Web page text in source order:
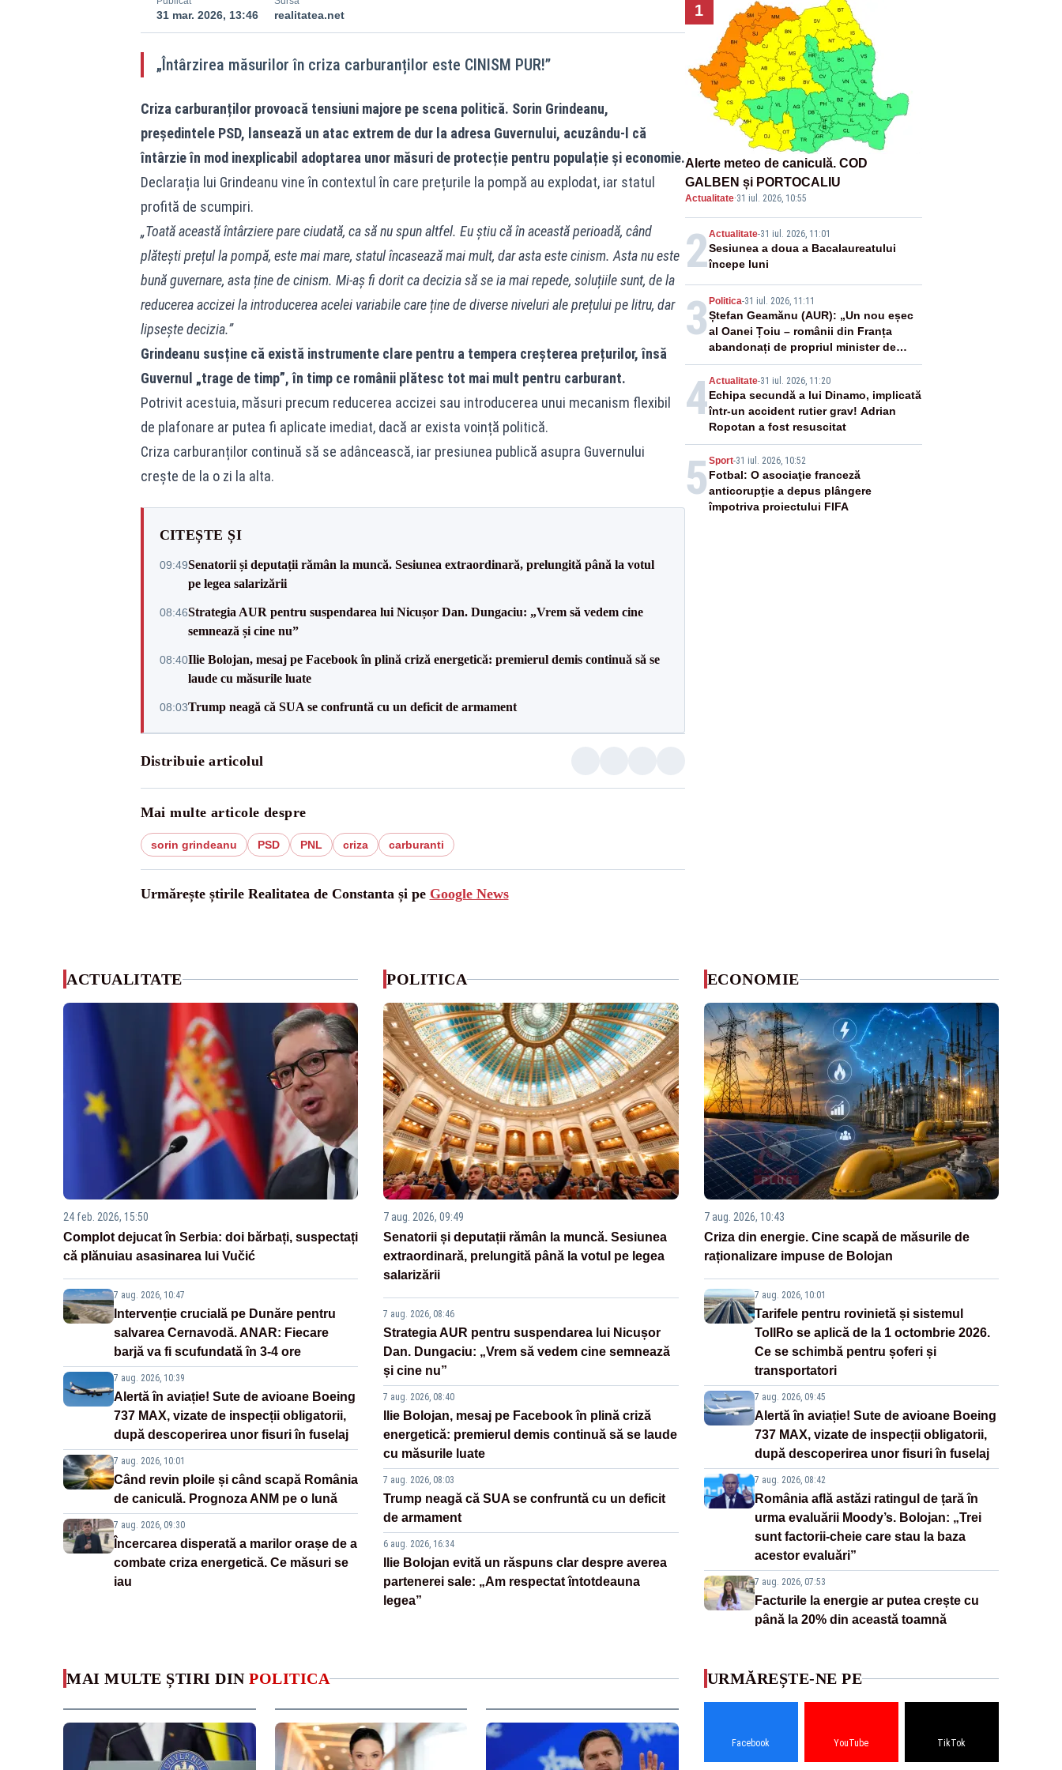
31 mar. 2026, 13:46 realitatea.net
„Întârzirea măsurilor în criza carburanților este CINISM PUR!”
Criza carburanților provoacă tensiuni majore pe scena politică. Sorin Grindeanu,
președintele PSD, lansează un atac extrem de dur la adresa Guvernului, acuzându-l că
întârzie în mod inexplicabil adoptarea unor măsuri de protecție pentru populație și economie.
Declarația lui Grindeanu vine în contextul în care prețurile la pompă au explodat, iar statul
profită de scumpiri.
„Toată această întârziere pare ciudată, ca să nu spun altfel. Eu știu că în această perioadă, când
plătești prețul la pompă, este mai mare, statul încasează mai mult, dar asta este cinism. Asta nu este
bună guvernare, asta ține de cinism. Mi-aș fi dorit ca decizia să se ia mai repede, soluțiile sunt, de la
reducerea accizei la introducerea acelei variabile care ține de diverse niveluri ale prețului pe litru, dar
lipsește decizia.”
Grindeanu susține că există instrumente clare pentru a tempera creșterea prețurilor, însă
Guvernul „trage de timp”, în timp ce românii plătesc tot mai mult pentru carburant.
Potrivit acestuia, măsuri precum reducerea accizei sau introducerea unui mecanism flexibil
de plafonare ar putea fi aplicate imediat, dacă ar exista voință politică.
Criza carburanților continuă să se adâncească, iar presiunea publică asupra Guvernului
crește de la o zi la alta.
CITEȘTE ȘI
09:49Senatorii și deputații rămân la muncă. Sesiunea extraordinară, prelungită până la votul
pe legea salarizării
08:46Strategia AUR pentru suspendarea lui Nicușor Dan. Dungaciu: „Vrem să vedem cine
semnează și cine nu”
08:40Ilie Bolojan, mesaj pe Facebook în plină criză energetică: premierul demis continuă să se
laude cu măsurile luate
08:03Trump neagă că SUA se confruntă cu un deficit de armament
Distribuie articolul
Mai multe articole despre
sorin grindeanu PSD PNL criza carburanti
Urmărește știrile Realitatea de Constanta și pe Google News
1
Alerte meteo de caniculă. COD
GALBEN și PORTOCALIU
Actualitate·31 iul. 2026, 10:55
2Actualitate-31 iul. 2026, 11:01
Sesiunea a doua a Bacalaureatului
începe luni
3 Politica-31 iul. 2026, 11:11
Ștefan Geamănu (AUR): „Un nou eșec
al Oanei Țoiu – românii din Franța
abandonați de propriul minister de
externe în fața incendiilor de
vegetație!”
4Actualitate-31 iul. 2026, 11:20
Echipa secundă a lui Dinamo, implicată
într-un accident rutier grav! Adrian
Ropotan a fost resuscitat
5 Sport-31 iul. 2026, 10:52
Fotbal: O asociaţie franceză
anticorupţie a depus plângere
împotriva proiectului FIFA
ACTUALITATE
24 feb. 2026, 15:50
Complot dejucat în Serbia: doi bărbați, suspectați
că plănuiau asasinarea lui Vučić
7 aug. 2026, 10:47
Intervenție crucială pe Dunăre pentru
salvarea Cernavodă. ANAR: Fiecare
barjă va fi scufundată în 3-4 ore
7 aug. 2026, 10:39
Alertă în aviație! Sute de avioane Boeing
737 MAX, vizate de inspecții obligatorii,
după descoperirea unor fisuri în fuselaj
7 aug. 2026, 10:01
Când revin ploile și când scapă România
de caniculă. Prognoza ANM pe o lună
7 aug. 2026, 09:30
Încercarea disperată a marilor orașe de a
combate criza energetică. Ce măsuri se
iau
POLITICA
7 aug. 2026, 09:49
Senatorii și deputații rămân la muncă. Sesiunea
extraordinară, prelungită până la votul pe legea
salarizării
7 aug. 2026, 08:46
Strategia AUR pentru suspendarea lui Nicușor
Dan. Dungaciu: „Vrem să vedem cine semnează
și cine nu”
7 aug. 2026, 08:40
Ilie Bolojan, mesaj pe Facebook în plină criză
energetică: premierul demis continuă să se laude
cu măsurile luate
7 aug. 2026, 08:03
Trump neagă că SUA se confruntă cu un deficit
de armament
6 aug. 2026, 16:34
Ilie Bolojan evită un răspuns clar despre averea
partenerei sale: „Am respectat întotdeauna
legea”
ECONOMIE
7 aug. 2026, 10:43
Criza din energie. Cine scapă de măsurile de
raționalizare impuse de Bolojan
7 aug. 2026, 10:01
Tarifele pentru rovinietă și sistemul
TollRo se aplică de la 1 octombrie 2026.
Ce se schimbă pentru șoferi și
transportatori
7 aug. 2026, 09:45
Alertă în aviație! Sute de avioane Boeing
737 MAX, vizate de inspecții obligatorii,
după descoperirea unor fisuri în fuselaj
7 aug. 2026, 08:42
România află astăzi ratingul de țară în
urma evaluării Moody’s. Bolojan: „Trei
sunt factorii-cheie care stau la baza
acestor evaluări”
7 aug. 2026, 07:53
Facturile la energie ar putea crește cu
până la 20% din această toamnă
MAI MULTE ȘTIRI DIN POLITICA URMĂREȘTE-NE PE
Facebook YouTube TikTok